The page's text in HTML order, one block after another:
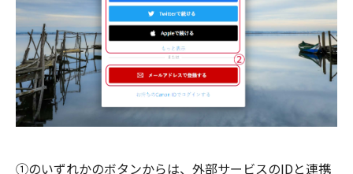
①のいずれかのボタンからは、外部サービスのIDと連携